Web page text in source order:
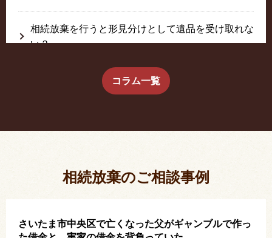
相続放棄を行うと形見分けとして遺品を受け取れな
い？
生前に相続放棄すると約束した念書は有効か？
コラム一覧
相続放棄のご相談事例
さいたま市中央区で亡くなった父がギャンブルで作っ